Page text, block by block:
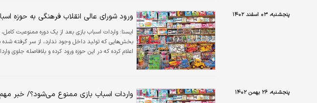
پنجشنبه، ۰۳ اسفند ۱۴۰۲ ورود شورای عالی انقلاب فرهنگی به حوزه
ایسنا: واردات اسباب بازی بعد از یک دوره ممنوعیت
بخش‌هایی که تولید داخل وجود ندارد، از سر گرفته شده
اعلام کرده که در این حوزه ورود کرده و بلافاصله جلوی
پنجشنبه، ۲۶ بهمن ۱۴۰۲ واردات اسباب بازی ممنوع می‌شود؟/ خبر